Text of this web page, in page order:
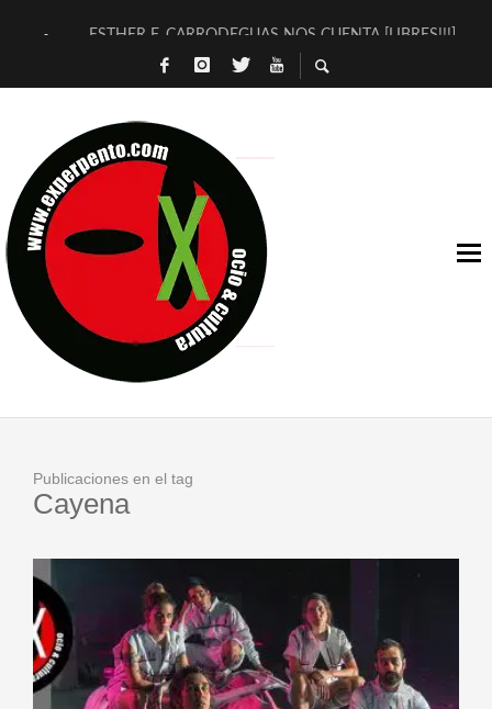
ESTHER F. CARRODEGUAS NOS CUENTA [LIBRES!!!]
[TERRA DE GUAPES] DE SANDRA MONFORT
TIMBRE 4, LA ESCUELA DEL DIRECTOR TEATRAL CLAUDIO
30 AÑOS (NO ES NADA) DE LA KATARSIS DEL TOMATAZO
MILITARES JUDÍAS EN #EXVITA
D’BALDOMEROS REINVENTAN [BITÁCORA 3.0] EN EXVITA
MARSHALL FLASH PRESENTA EN EXVITA [RELATIVA
JOFRE BARDAGÍ EN EXVITA INTERPRETANDO A SERRAT
Publicaciones en el tag
Cayena